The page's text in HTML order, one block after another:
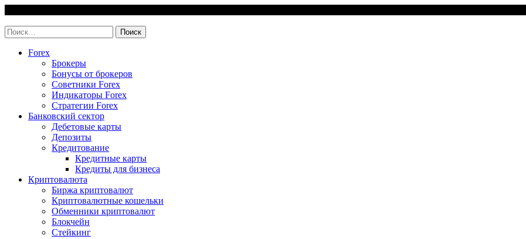
content
Найти:
Forex
Брокеры
Бонусы от брокеров
Советники Forex
Индикаторы Forex
Стратегии Forex
Банковский сектор
Дебетовые карты
Депозиты
Кредитование
Кредитные карты
Кредиты для бизнеса
Криптовалюта
Биржа криптовалют
Криптовалютные кошельки
Обменники криптовалют
Блокчейн
Стейкинг